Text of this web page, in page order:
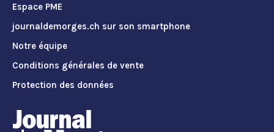
Espace PME
journaldemorges.ch sur son smartphone
Notre équipe
Conditions générales de vente
Protection des données